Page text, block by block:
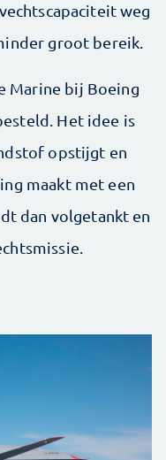
weg
groot bereik.
Marine bij Boeing
Het idee is
opstijgt en
maakt met een
dan volgetankt en